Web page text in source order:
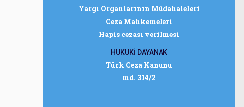
Yargı Organlarının Müdahaleleri
Ceza Mahkemeleri
Hapis cezası verilmesi
HUKUKİ DAYANAK
Türk Ceza Kanunu
md. 314/2